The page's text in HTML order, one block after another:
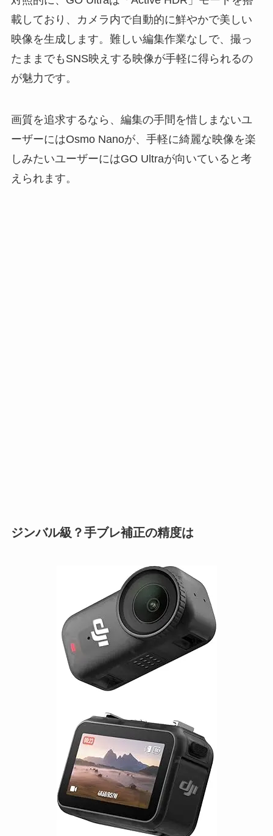
載しており、カメラ内で自動的に鮮やかで美しい
映像を生成します。難しい編集作業なしで、撮っ
たままでもSNS映えする映像が手軽に得られるの
が魅力です。
画質を追求するなら、編集の手間を惜しまないユ
ーザーにはOsmo Nanoが、手軽に綺麗な映像を楽
しみたいユーザーにはGO Ultraが向いていると考
えられます。
ジンバル級？手ブレ補正の精度は